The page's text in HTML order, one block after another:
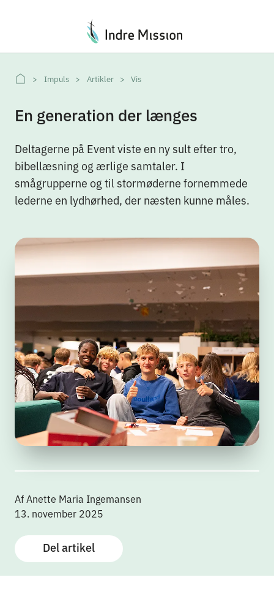
Impuls Artikler Vis
En generation der længes
Deltagerne på Event viste en ny sult efter tro,
bibellæsning og ærlige samtaler. I
smågrupperne og til stormøderne fornemmede
lederne en lydhørhed, der næsten kunne måles.
Af Anette Maria Ingemansen
13. november 2025
Del artikel